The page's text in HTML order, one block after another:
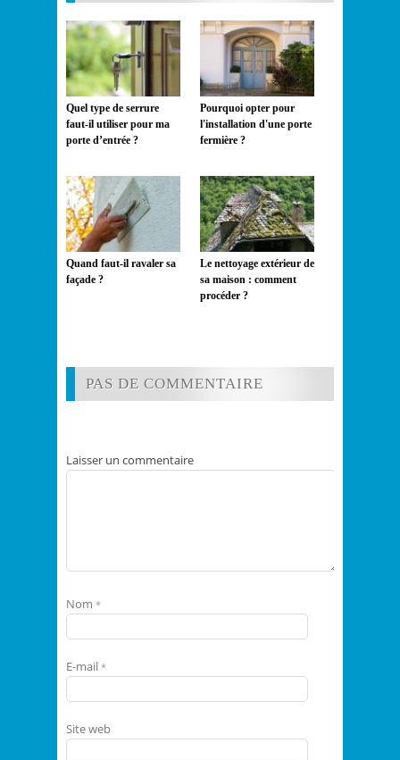
Quel type de serrure
faut-il utiliser pour ma
porte d’entrée ?
Pourquoi opter pour
l'installation d'une porte
fermière ?
Quand faut-il ravaler sa
façade ?
Le nettoyage extérieur de
sa maison : comment
procéder ?
PAS DE COMMENTAIRE
Laisser un commentaire
Nom *
E-mail *
Site web